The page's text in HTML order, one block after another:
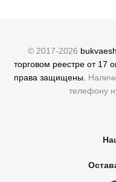
© 2017-2026
торговом реестре от 17
права защищены.
телефону